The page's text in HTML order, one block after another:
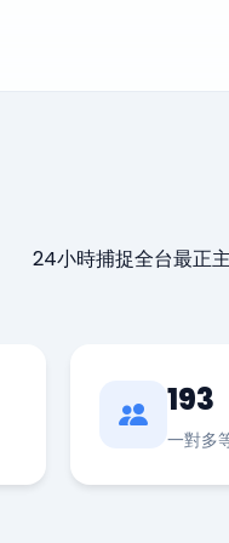
24小時捕捉全台最正
193
一對多